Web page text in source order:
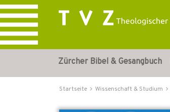
Zürcher Bibel & Gesangbuch
Startseite Wissenschaft & Studium